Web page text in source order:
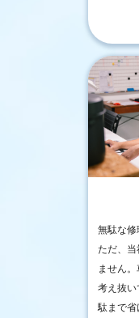
無駄な修
ただ、当
ません
考え抜い
駄まで省